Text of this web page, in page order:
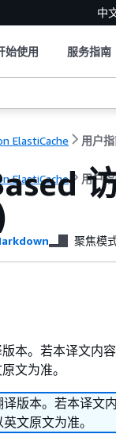
中
始使用 服务指南
ElastiCache 用户
ElastiCache 用户
聚焦模
本。若本译文内
文为准。
版本。若本译文
文原文为准。